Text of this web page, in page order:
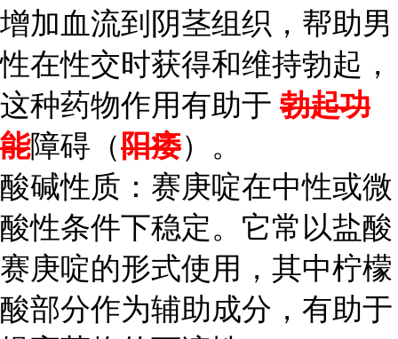
增加血流到阴茎组织，帮助男
性在性交时获得和维持勃起，
这种药物作用有助于 勃起功
能障碍（阳痿）。
酸碱性质：赛庚啶在中性或微
酸性条件下稳定。它常以盐酸
赛庚啶的形式使用，其中柠檬
酸部分作为辅助成分，有助于